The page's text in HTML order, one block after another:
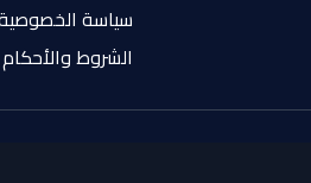
سياسة
الشروط والأحكام